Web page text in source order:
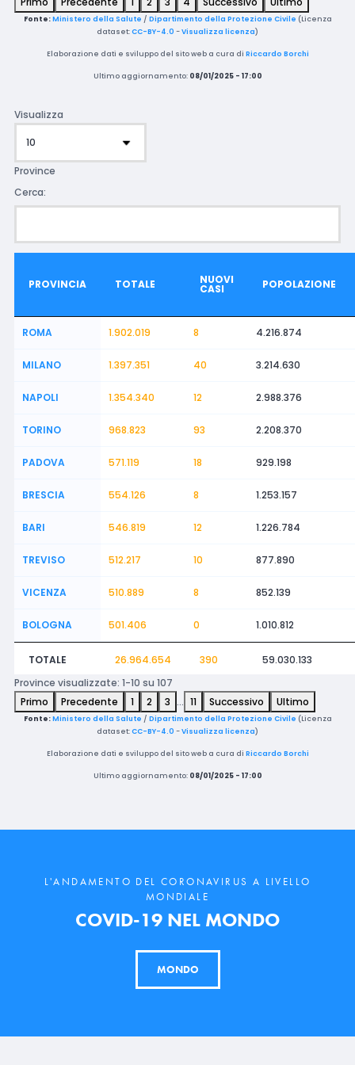
Fonte: Ministero della Salute / Dipartimento della Protezione Civile (Licenza
dataset:CC-BY-4.0 -Visualizza licenza)
Elaborazione dati e sviluppo del sito web a cura di Riccardo Borchi
Ultimo aggiornamento: 08/01/2025 - 17:00
Visualizza
Province
Cerca:
PROVINCIA TOTALE NUOVI
CASI POPOLAZIONE
ROMA 1.902.019 8 4.216.874
MILANO 1.397.351 40 3.214.630
NAPOLI 1.354.340 12 2.988.376
TORINO 968.823 93 2.208.370
PADOVA 571.119 18 929.198
BRESCIA 554.126 8 1.253.157
BARI 546.819 12 1.226.784
TREVISO 512.217 10 877.890
VICENZA 510.889 8 852.139
BOLOGNA 501.406 0 1.010.812
TOTALE 26.964.654 390
59.030.133
Province visualizzate: 1-10 su 107
Primo
Precedente 1 2 3 … 11 Successivo Ultimo
Fonte: Ministero della Salute / Dipartimento della Protezione Civile (Licenza
dataset:CC-BY-4.0 -Visualizza licenza)
Elaborazione dati e sviluppo del sito web a cura di Riccardo Borchi
Ultimo aggiornamento: 08/01/2025 - 17:00
L'ANDAMENTO DEL CORONAVIRUS A LIVELLO
MONDIALE
COVID-19 NEL MONDO
MONDO